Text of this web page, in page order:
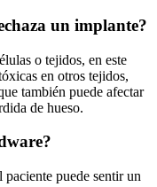
un implante?
o tejidos, en este
en otros tejidos,
también puede afectar
de hueso.
puede sentir un